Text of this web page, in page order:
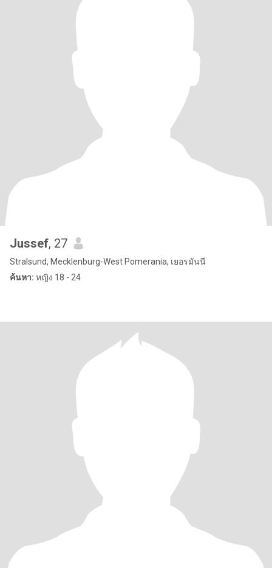
Jussef, 27
Stralsund, Mecklenburg-West Pomerania, เยอรมันนี
ค้นหา: หญิง 18 - 24